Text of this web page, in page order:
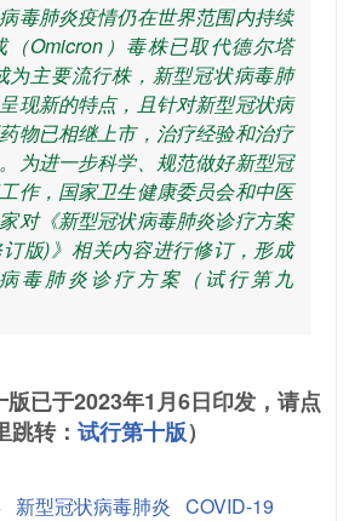
毒肺炎疫情仍在世界范围内持续
（Omicron）毒株已取代德尔塔
为主要流行株，新型冠状病毒肺
现新的特点，且针对新型冠状病
物已相继上市，治疗经验和治疗
为进一步科学、规范做好新型冠
作，国家卫生健康委员会和中医
对《新型冠状病毒肺炎诊疗方案
订版)》相关内容进行修订，形成
毒肺炎诊疗方案（试行第九
版已于2023年1月6日印发，请点
跳转： 试行第十版）
新型冠状病毒肺炎 COVID-19